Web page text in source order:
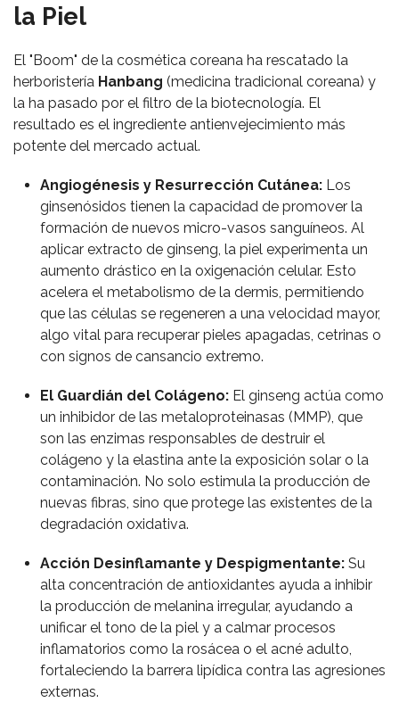
la Piel
El "Boom" de la cosmética coreana ha rescatado la
herboristería Hanbang (medicina tradicional coreana) y
la ha pasado por el filtro de la biotecnología. El
resultado es el ingrediente antienvejecimiento más
potente del mercado actual.
Angiogénesis y Resurrección Cutánea: Los
ginsenósidos tienen la capacidad de promover la
formación de nuevos micro-vasos sanguíneos. Al
aplicar extracto de ginseng, la piel experimenta un
aumento drástico en la oxigenación celular. Esto
acelera el metabolismo de la dermis, permitiendo
que las células se regeneren a una velocidad mayor,
algo vital para recuperar pieles apagadas, cetrinas o
con signos de cansancio extremo.
El Guardián del Colágeno: El ginseng actúa como
un inhibidor de las metaloproteinasas (MMP), que
son las enzimas responsables de destruir el
colágeno y la elastina ante la exposición solar o la
contaminación. No solo estimula la producción de
nuevas fibras, sino que protege las existentes de la
degradación oxidativa.
Acción Desinflamante y Despigmentante: Su
alta concentración de antioxidantes ayuda a inhibir
la producción de melanina irregular, ayudando a
unificar el tono de la piel y a calmar procesos
inflamatorios como la rosácea o el acné adulto,
fortaleciendo la barrera lipídica contra las agresiones
externas.